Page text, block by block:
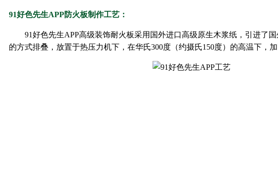
91好色先生APP防火板制作工艺：
91好色先生APP高级装饰耐火板采用国外进口高级原生木浆纸，引进了国
的方式排叠，放置于热压力机下，在华氏300度（约摄氏150度）的高温下